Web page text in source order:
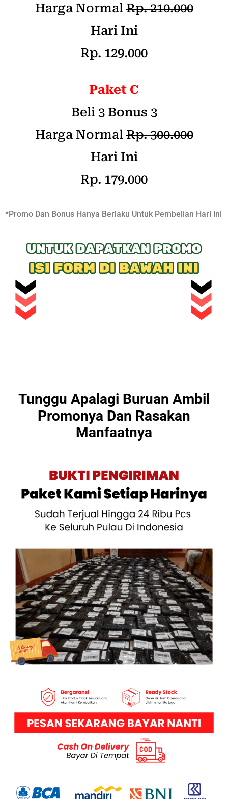
Harga NormalRp. 210.000
Hari Ini
Rp. 129.000
Paket C
Beli 3 Bonus 3
Harga NormalRp. 300.000
Hari Ini
Rp. 179.000
*Promo Dan Bonus Hanya Berlaku Untuk Pembelian Hari ini
Tunggu Apalagi Buruan Ambil
Promonya Dan Rasakan
Manfaatnya